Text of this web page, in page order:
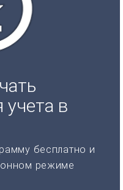
в
бесплатно и
режиме